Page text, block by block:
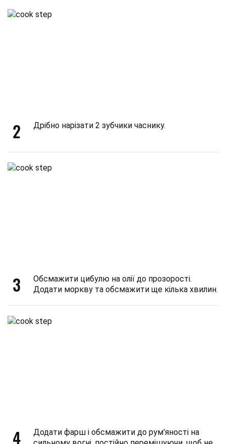
2 Дрібно нарізати 2 зубчики часнику.
3
Обсмажити цибулю на олії до прозорості.
Додати моркву та обсмажити ще кілька хвилин.
4
Додати фарш і обсмажити до рум'яності на